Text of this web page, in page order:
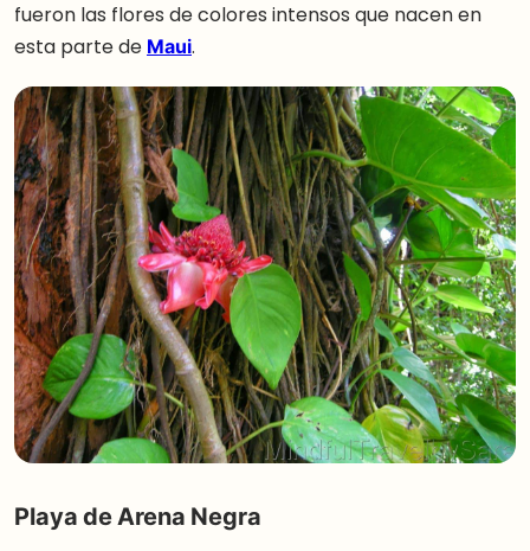
fueron las flores de colores intensos que nacen en
esta parte de Maui.
Playa de Arena Negra